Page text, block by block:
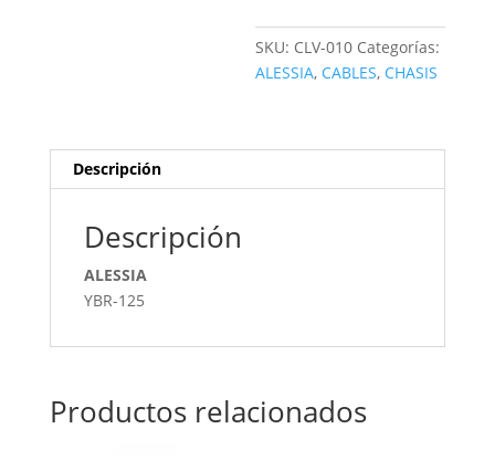
SKU: CLV-010 Categorías:
ALESSIA, CABLES, CHASIS
Descripción
Descripción
ALESSIA
YBR-125
Productos relacionados